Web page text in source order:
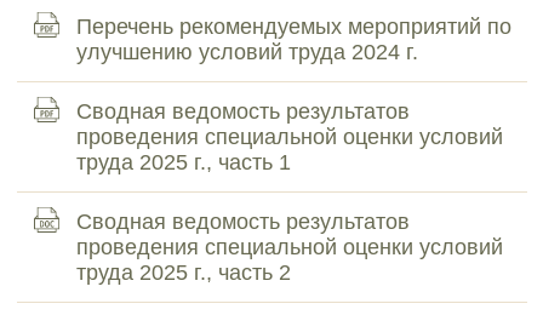
Перечень рекомендуемых мероприятий по
улучшению условий труда 2024 г.
Сводная ведомость результатов
проведения специальной оценки условий
труда 2025 г., часть 1
Сводная ведомость результатов
проведения специальной оценки условий
труда 2025 г., часть 2